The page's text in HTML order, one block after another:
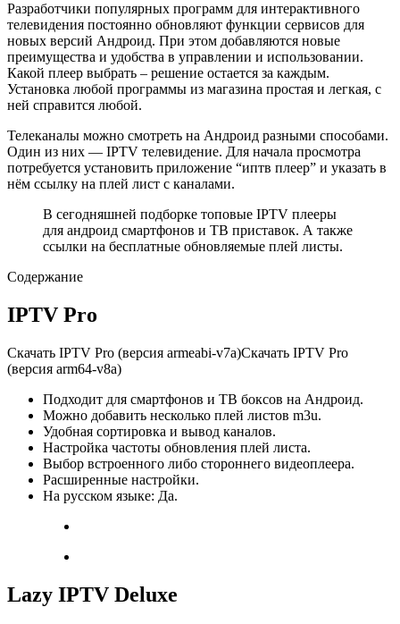
Разработчики популярных программ для интерактивного
телевидения постоянно обновляют функции сервисов для
новых версий Андроид. При этом добавляются новые
преимущества и удобства в управлении и использовании.
Какой плеер выбрать – решение остается за каждым.
Установка любой программы из магазина простая и легкая, с
ней справится любой.
Телеканалы можно смотреть на Андроид разными способами.
Один из них — IPTV телевидение. Для начала просмотра
потребуется установить приложение “иптв плеер” и указать в
нём ссылку на плей лист с каналами.
В сегодняшней подборке топовые IPTV плееры
для андроид смартфонов и ТВ приставок. А также
ссылки на бесплатные обновляемые плей листы.
Содержание
IPTV Pro
Скачать IPTV Pro (версия armeabi-v7a)Скачать IPTV Pro
(версия arm64-v8a)
Подходит для смартфонов и ТВ боксов на Андроид.
Можно добавить несколько плей листов m3u.
Удобная сортировка и вывод каналов.
Настройка частоты обновления плей листа.
Выбор встроенного либо стороннего видеоплеера.
Расширенные настройки.
На русском языке: Да.
Lazy IPTV Deluxe